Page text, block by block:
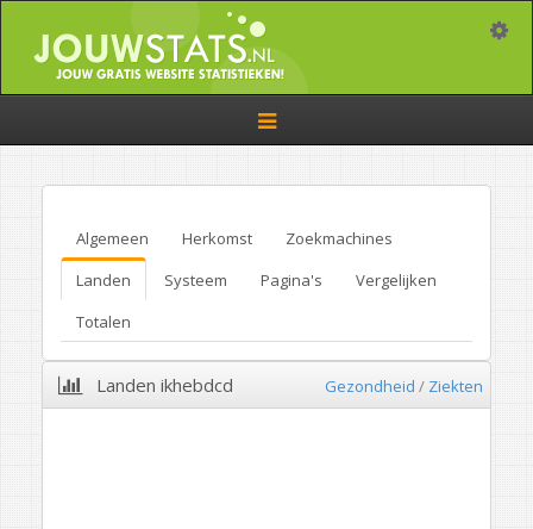
Toggle
navigation
Algemeen Herkomst
Zoekmachines
Landen
Systeem Pagina's
Vergelijken
Totalen
Landen ikhebdcd Gezondheid / Ziekten